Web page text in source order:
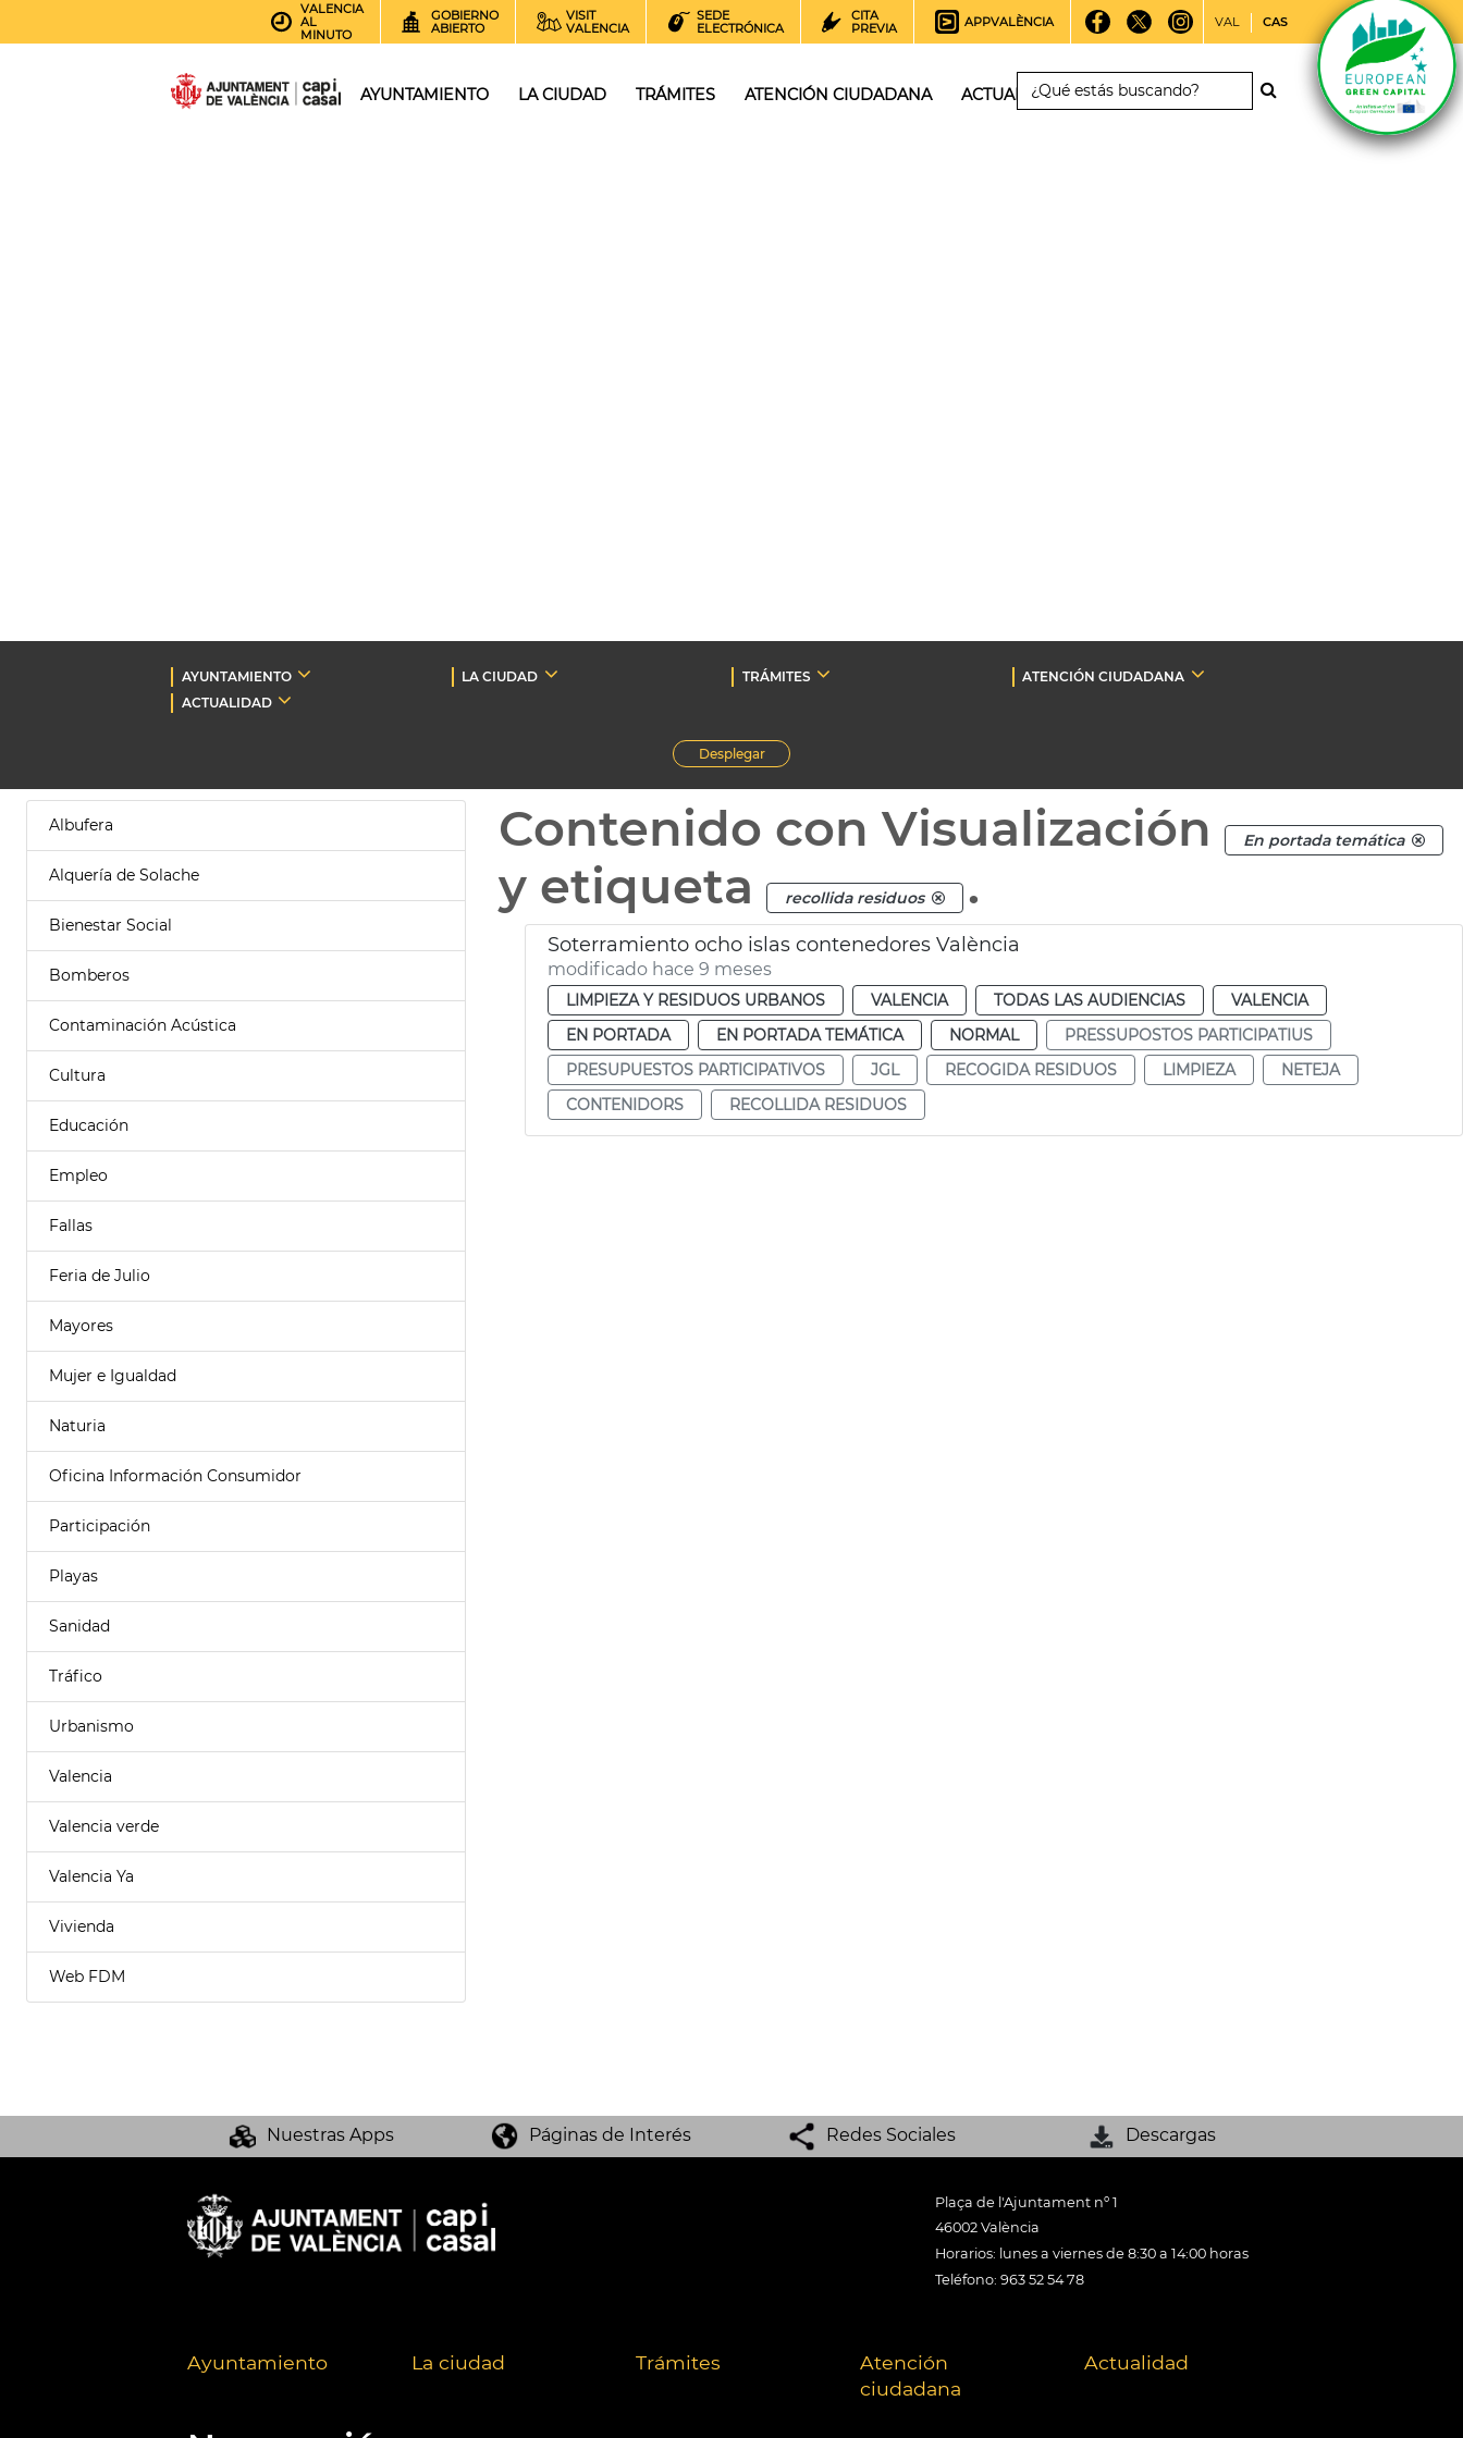
VALENCIA
AL
MINUTO
GOBIERNO
ABIERTO
VISIT
VALENCIA
SEDE
ELECTRÓNICA
CITA
PREVIA
APPVALÈNCIA VAL CAS
AYUNTAMIENTO LA CIUDAD TRÁMITES ATENCIÓN CIUDADANA ACTUALIDAD
AYUNTAMIENTO LA CIUDAD TRÁMITES
ATENCIÓN CIUDADANA
ACTUALIDAD
Desplegar
Albufera
Alquería de Solache
Bienestar Social
Bomberos
Contaminación Acústica
Cultura
Educación
Empleo
Fallas
Feria de Julio
Mayores
Mujer e Igualdad
Naturia
Oficina Información Consumidor
Participación
Playas
Sanidad
Tráfico
Urbanismo
Valencia
Valencia verde
Valencia Ya
Vivienda
Web FDM
Contenido con Visualización En portada temática
y etiqueta recollida residuos .
Soterramiento ocho islas contenedores València
modificado hace 9 meses
LIMPIEZA Y RESIDUOS URBANOS VALENCIA TODAS LAS AUDIENCIAS
VALENCIA
EN PORTADA
EN PORTADA TEMÁTICA NORMAL
PRESSUPOSTOS PARTICIPATIUS
PRESUPUESTOS PARTICIPATIVOS
JGL RECOGIDA RESIDUOS LIMPIEZA
NETEJA
CONTENIDORS
RECOLLIDA RESIDUOS
Nuestras Apps Páginas de Interés Redes Sociales Descargas
Plaça de l'Ajuntament nº 1
46002 València
Horarios: lunes a viernes de 8:30 a 14:00 horas
Teléfono: 963 52 54 78
Ayuntamiento La ciudad Trámites
Atención
ciudadana
Actualidad